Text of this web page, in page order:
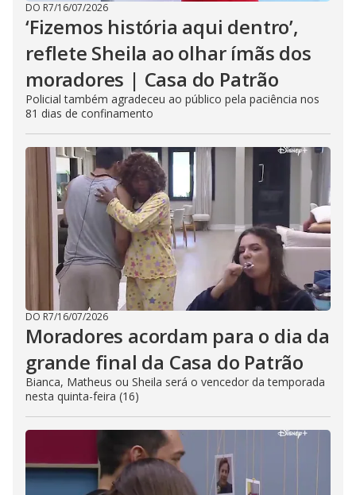
DO R7/16/07/2026
‘Fizemos história aqui dentro’,
reflete Sheila ao olhar ímãs dos
moradores | Casa do Patrão
Policial também agradeceu ao público pela paciência nos
81 dias de confinamento
DO R7/16/07/2026
Moradores acordam para o dia da
grande final da Casa do Patrão
Bianca, Matheus ou Sheila será o vencedor da temporada
nesta quinta-feira (16)